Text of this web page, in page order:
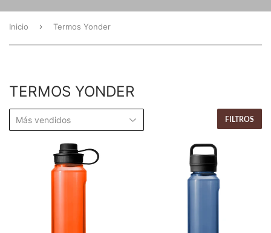
Inicio › Termos Yonder
TERMOS YONDER
FILTROS